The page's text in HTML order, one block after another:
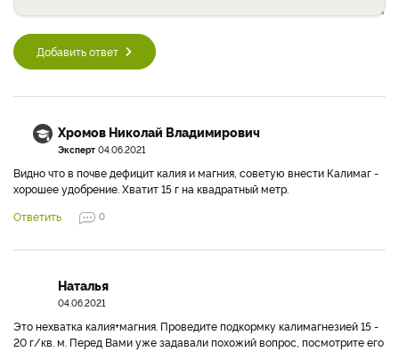
Добавить ответ
Хромов Николай Владимирович
Эксперт 04.06.2021
Видно что в почве дефицит калия и магния, советую внести Калимаг -
хорошее удобрение. Хватит 15 г на квадратный метр.
Ответить
0
Наталья
04.06.2021
Это нехватка калия+магния. Проведите подкормку калимагнезией 15 -
20 г/кв. м. Перед Вами уже задавали похожий вопрос, посмотрите его